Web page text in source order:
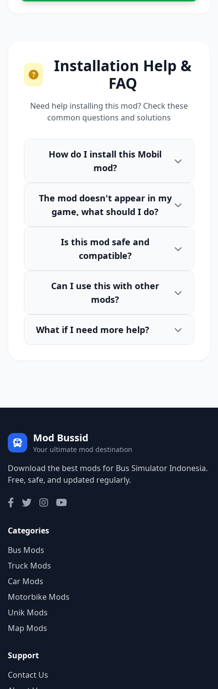
Installation Help &
FAQ
Need help installing this mod? Check these
common questions and solutions
How do I install this Mobil
mod?
The mod doesn't appear in my
game, what should I do?
Is this mod safe and
compatible?
Can I use this with other
mods?
What if I need more help?
Mod Bussid
Your ultimate mod destination
Download the best mods for Bus Simulator Indonesia.
Free, safe, and updated regularly.
Categories
Bus Mods
Truck Mods
Car Mods
Motorbike Mods
Unik Mods
Map Mods
Support
Contact Us